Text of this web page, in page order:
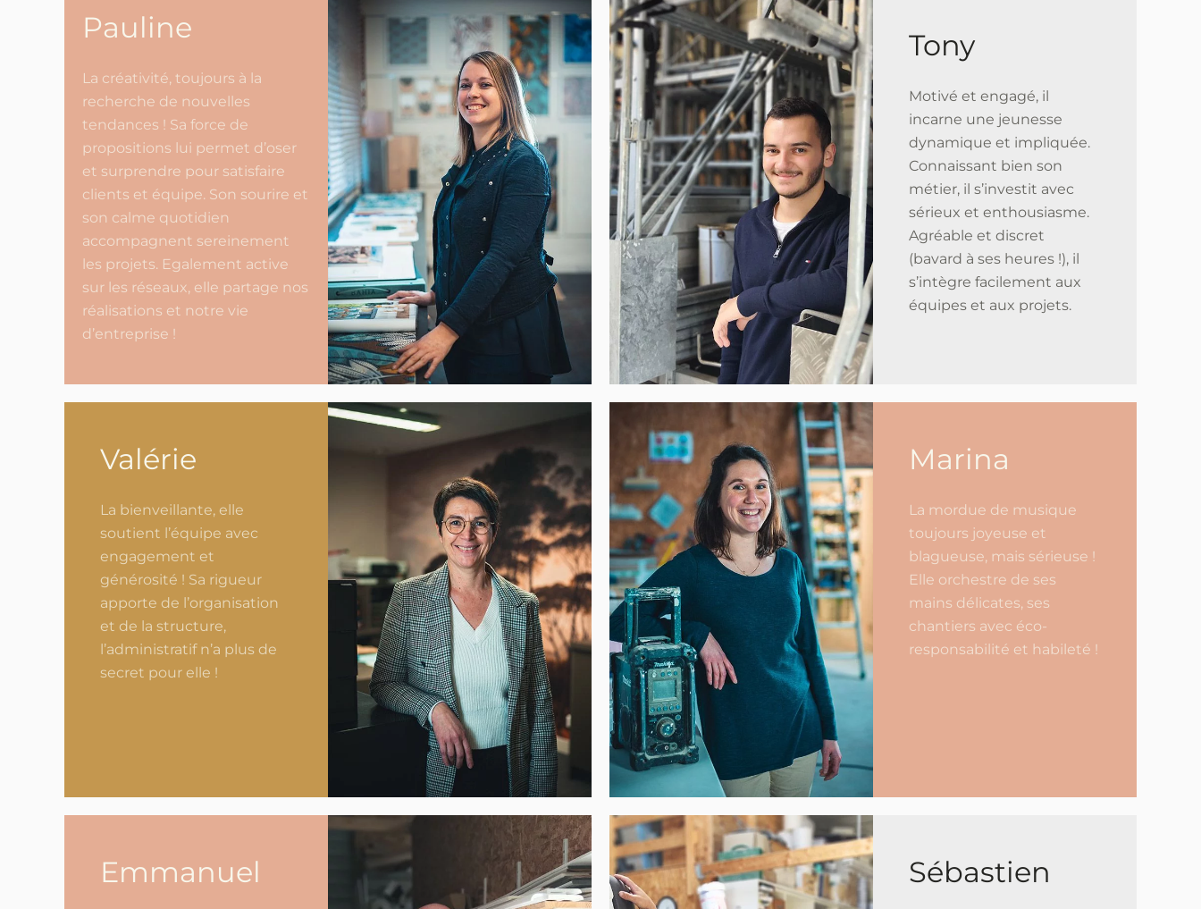
Pauline
La créativité, toujours à la
recherche de nouvelles
tendances ! Sa force de
propositions lui permet d’oser
et surprendre pour satisfaire
clients et équipe. Son sourire et
son calme quotidien
accompagnent sereinement
les projets. Egalement active
sur les réseaux, elle partage nos
réalisations et notre vie
d’entreprise !
Valérie
La bienveillante, elle
soutient l’équipe avec
engagement et
générosité ! Sa rigueur
apporte de l’organisation
et de la structure,
l’administratif n’a plus de
secret pour elle !
Emmanuel
Tony
Motivé et engagé, il
incarne une jeunesse
dynamique et impliquée.
Connaissant bien son
métier, il s’investit avec
sérieux et enthousiasme.
Agréable et discret
(bavard à ses heures !), il
s’intègre facilement aux
équipes et aux projets.
Marina
La mordue de musique
toujours joyeuse et
blagueuse, mais sérieuse !
Elle orchestre de ses
mains délicates, ses
chantiers avec éco-
responsabilité et habileté !
Sébastien